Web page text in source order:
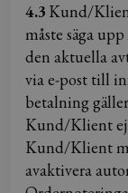
4.3 Kund/
måste säga
den aktuella
via e-post till
betalning
Kund/Klient ej
Kund/Klient
avaktivera